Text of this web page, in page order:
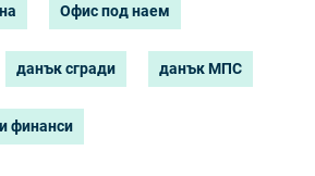
Офис под наем
данък сгради данък МПС
финанси